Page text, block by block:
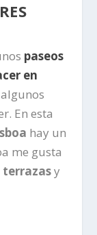
paseos
en
En esta
hay un
me gusta
terrazasy